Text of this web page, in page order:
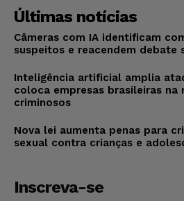
Últimas notícias
Câmeras com IA identificam
suspeitos e reacendem debate
Inteligência artificial amplia
coloca empresas brasileiras na
criminosos
Nova lei aumenta penas para
sexual contra crianças e
Inscreva-se